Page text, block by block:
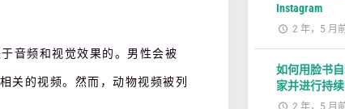
音频和视觉效果的。 男性会被
关的视频。然而，动物视频被列
Instagram
2 年，5 月
如何用脸书
家并进行持续
2 年，5 月